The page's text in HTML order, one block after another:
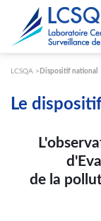
LCSQA Dispositif national
Le
de la
Paramétrer les